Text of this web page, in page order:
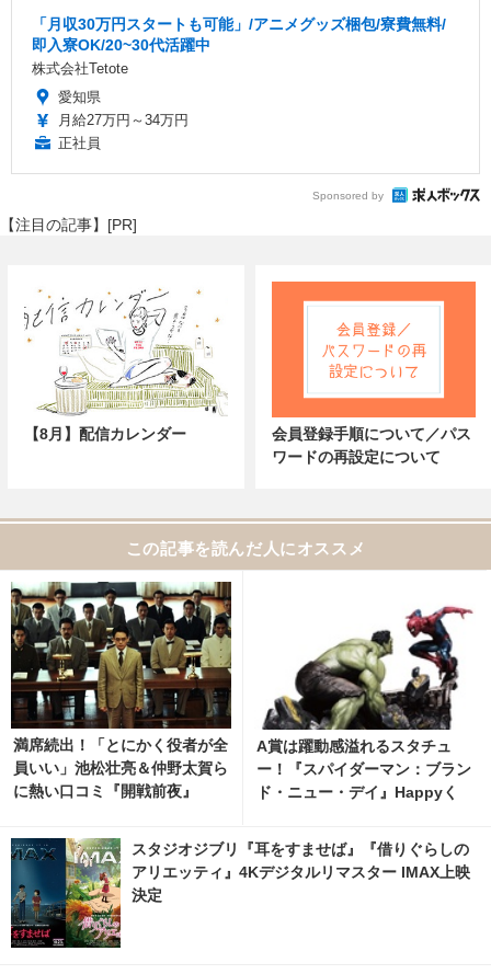
「月収30万円スタートも可能」/アニメグッズ梱包/寮費無料/
即入寮OK/20~30代活躍中
株式会社Tetote
愛知県
月給27万円～34万円
正社員
Sponsored by
【注目の記事】[PR]
【8月】配信カレンダー
会員登録手順について／パス
ワードの再設定について
この記事を読んだ人にオススメ
満席続出！「とにかく役者が全
員いい」池松壮亮＆仲野太賀ら
に熱い口コミ『開戦前夜』
A賞は躍動感溢れるスタチュ
ー！『スパイダーマン：ブラン
ド・ニュー・デイ』Happyく
真・画像 | cinemacafe.net
スタジオジブリ『耳をすませば』『借りぐらしの
アリエッティ』4Kデジタルリマスター IMAX上映
決定